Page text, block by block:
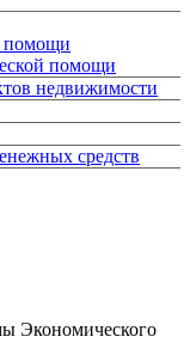
помощи
помощи
недвижимости
средств
Экономического